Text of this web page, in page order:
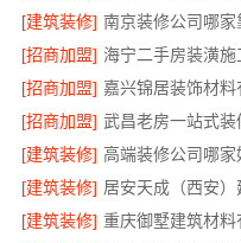
[建筑装修] 南京装修公司哪家
[招商加盟] 海宁二手房装潢
[招商加盟] 嘉兴锦居装饰材
[招商加盟]
[建筑装修] 高端装修公司哪
[建筑装修]
[建筑装修] 重庆御墅建筑材